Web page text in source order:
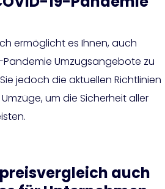
ermöglicht es Ihnen, auch
Pandemie Umzugsangebote zu
jedoch die aktuellen Richtlinien
um die Sicherheit aller
auch